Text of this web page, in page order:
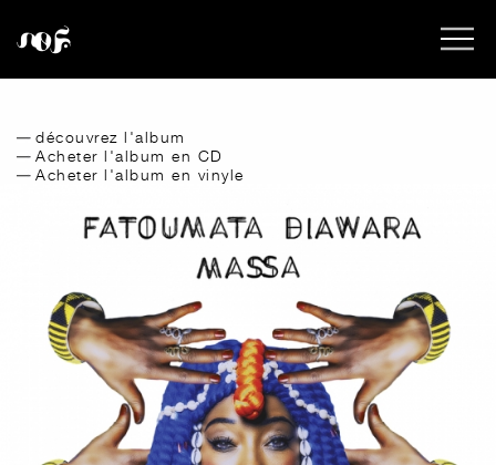
découvrez l'album
Acheter l'album en CD
Acheter l'album en vinyle